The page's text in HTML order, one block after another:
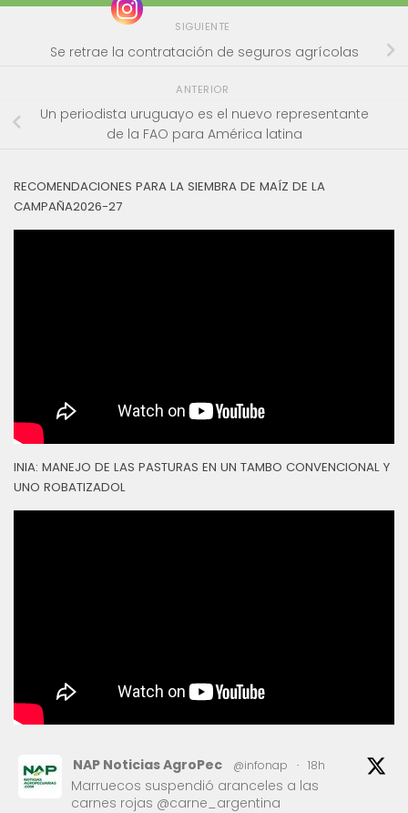
SIGUIENTE
Se retrae la contratación de seguros agrícolas
ANTERIOR
Un periodista uruguayo es el nuevo representante
de la FAO para América latina
RECOMENDACIONES PARA LA SIEMBRA DE MAÍZ DE LA
CAMPAÑA2026-27
INIA: MANEJO DE LAS PASTURAS EN UN TAMBO CONVENCIONAL Y
UNO ROBATIZADOL
NAP Noticias AgroPec @infonap · 18h
Marruecos suspendió aranceles a las
carnes rojas @carne_argentina